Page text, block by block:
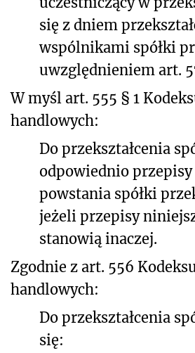
się z dniem
wspólnikami spółki
uwzględnieniem art.
W myśl art. 555 § 1
handlowych:
Do przekształcenia
odpowiednio przepisy
powstania spółki
jeżeli przepisy
stanowią inaczej.
Zgodnie z art. 556
handlowych:
Do przekształcenia
się: